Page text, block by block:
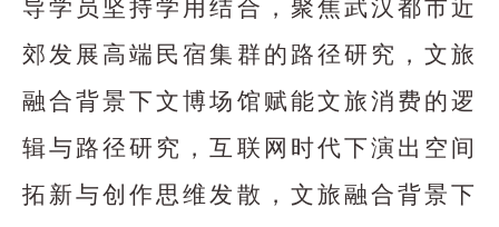
导学员坚持学用结合，聚焦武汉都市近
郊发展高端民宿集群的路径研究，文旅
融合背景下文博场馆赋能文旅消费的逻
辑与路径研究，互联网时代下演出空间
拓新与创作思维发散，文旅融合背景下